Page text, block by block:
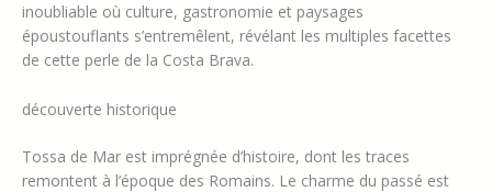
inoubliable où culture, gastronomie et paysages
époustouflants s’entremêlent, révélant les multiples facettes
de cette perle de la Costa Brava.
découverte historique
Tossa de Mar est imprégnée d’histoire, dont les traces
remontent à l’époque des Romains. Le charme du passé est